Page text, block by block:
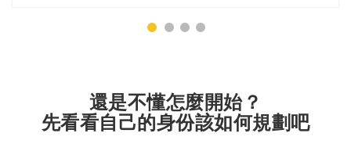
還是不懂怎麼開始？
先看看自己的身份該如何規劃吧